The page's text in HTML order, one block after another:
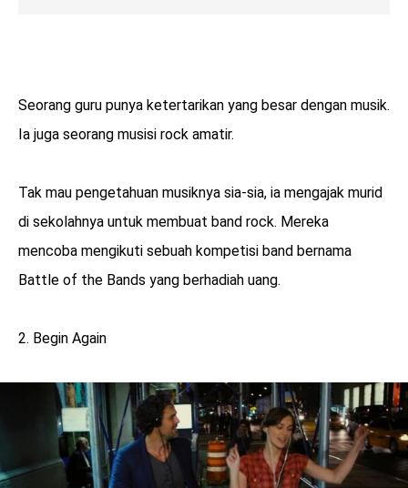
Seorang guru punya ketertarikan yang besar dengan musik.
Ia juga seorang musisi rock amatir.
Tak mau pengetahuan musiknya sia-sia, ia mengajak murid
di sekolahnya untuk membuat band rock. Mereka
mencoba mengikuti sebuah kompetisi band bernama
Battle of the Bands yang berhadiah uang.
2. Begin Again